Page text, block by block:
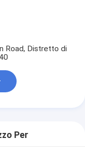
Road, Distretto di
Per